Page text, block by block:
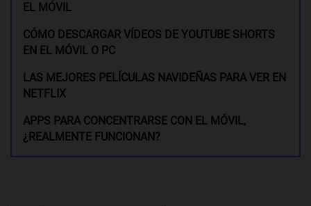
EL MÓVIL
CÓMO DESCARGAR VÍDEOS DE YOUTUBE SHORTS
EN EL MÓVIL O PC
LAS MEJORES PELÍCULAS NAVIDEÑAS PARA VER EN
NETFLIX
APPS PARA CONCENTRARSE CON EL MÓVIL,
¿REALMENTE FUNCIONAN?